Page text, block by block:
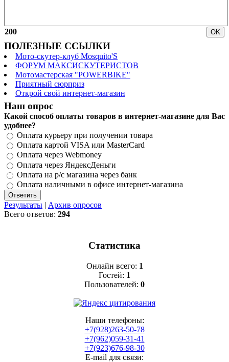
200
ПОЛЕЗНЫЕ ССЫЛКИ
Мото-скутер-клуб Mosquito'S
ФОРУМ МАКСИСКУТЕРИСТОВ
Мотомастерская "POWERBIKE"
Приятный сюрприз
Открой свой интернет-магазин
Наш опрос
Какой способ оплаты товаров в интернет-магазине для Вас
удобнее?
Оплата курьеру при получении товара
Оплата картой VISA или MasterCard
Оплата через Webmoney
Оплата через ЯндексДеньги
Оплата на р/с магазина через банк
Оплата наличными в офисе интернет-магазина
Результаты | Архив опросов
Всего ответов: 294
Статистика
Онлайн всего: 1
Гостей: 1
Пользователей: 0
Наши телефоны:
+7(928)263-50-78
+7(962)059-31-41
+7(923)676-98-30
E-mail для связи: